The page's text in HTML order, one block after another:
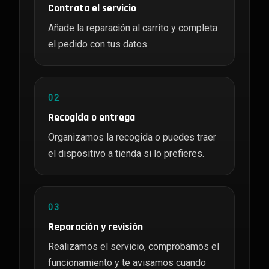
Contrata el servicio
Añade la reparación al carrito y completa
el pedido con tus datos.
02
Recogida o entrega
Organizamos la recogida o puedes traer
el dispositivo a tienda si lo prefieres.
03
Reparación y revisión
Realizamos el servicio, comprobamos el
funcionamiento y te avisamos cuando